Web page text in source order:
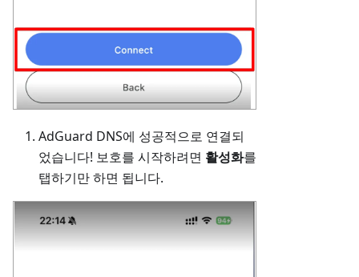
AdGuard DNS에 성공적으로 연결되
었습니다! 보호를 시작하려면 활성화를
탭하기만 하면 됩니다.